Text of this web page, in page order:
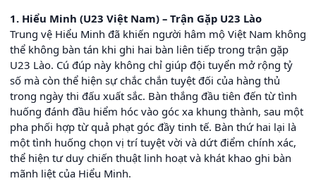
1. Hiểu Minh (U23 Việt Nam) – Trận Gặp U23 Lào
Trung vệ Hiểu Minh đã khiến người hâm mộ Việt Nam không
thể không bàn tán khi ghi hai bàn liên tiếp trong trận gặp
U23 Lào. Cú đúp này không chỉ giúp đội tuyển mở rộng tỷ
số mà còn thể hiện sự chắc chắn tuyệt đối của hàng thủ
trong ngày thi đấu xuất sắc. Bàn thắng đầu tiên đến từ tình
huống đánh đầu hiểm hóc vào góc xa khung thành, sau một
pha phối hợp từ quả phạt góc đầy tinh tế. Bàn thứ hai lại là
một tình huống chọn vị trí tuyệt vời và dứt điểm chính xác,
thể hiện tư duy chiến thuật linh hoạt và khát khao ghi bàn
mãnh liệt của Hiểu Minh.